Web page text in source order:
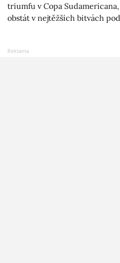
triumfu v Copa
obstát v nejtěžších bitvách